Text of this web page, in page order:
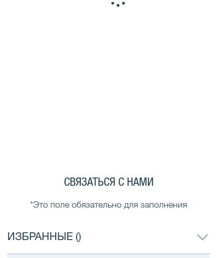
СВЯЗАТЬСЯ С НАМИ
*Это поле обязательно для заполнения
ИЗБРАННЫЕ ()